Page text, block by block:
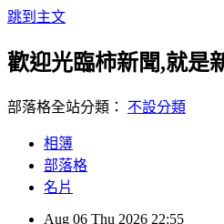
跳到主文
歡迎光臨柿新聞,就是
部落格全站分類： 不設分類
相簿
部落格
名片
Aug 06 Thu 2026 22:55